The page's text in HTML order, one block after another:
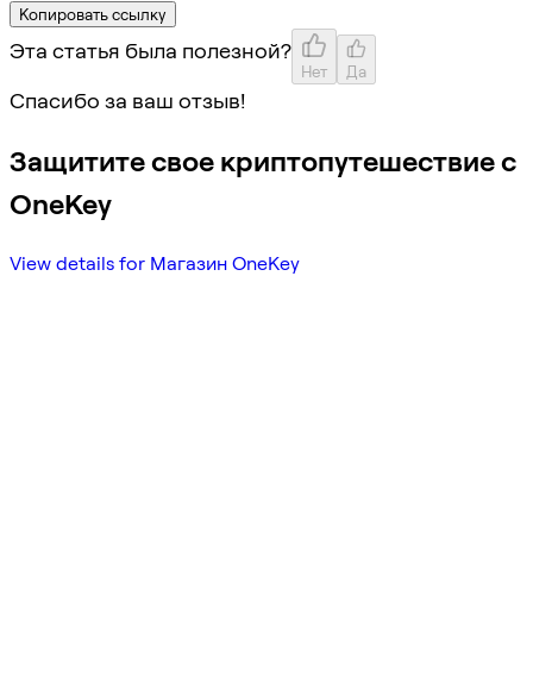
Копировать ссылку
Эта статья была полезной?
Нет Да
Спасибо за ваш отзыв!
Защитите свое криптопутешествие с
OneKey
View details for Магазин OneKey